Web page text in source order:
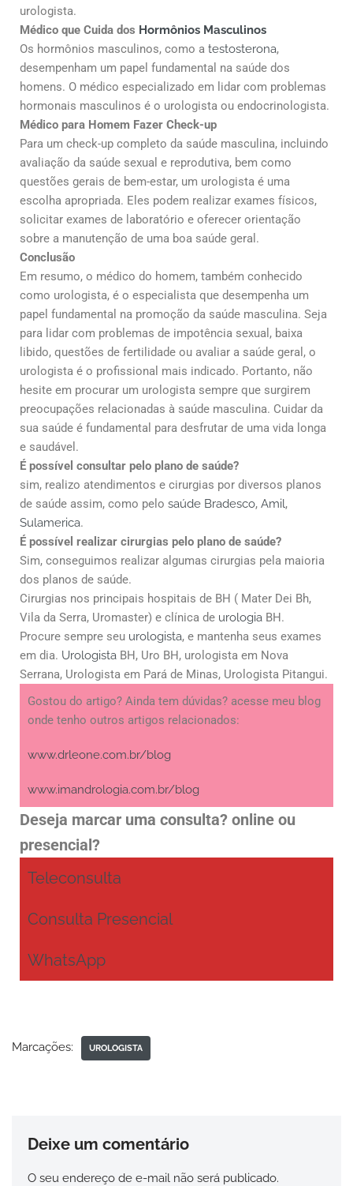
urologista.
Médico que Cuida dos Hormônios Masculinos
Os hormônios masculinos, como a testosterona,
desempenham um papel fundamental na saúde dos
homens. O médico especializado em lidar com problemas
hormonais masculinos é o urologista ou endocrinologista.
Médico para Homem Fazer Check-up
Para um check-up completo da saúde masculina, incluindo
avaliação da saúde sexual e reprodutiva, bem como
questões gerais de bem-estar, um urologista é uma
escolha apropriada. Eles podem realizar exames físicos,
solicitar exames de laboratório e oferecer orientação
sobre a manutenção de uma boa saúde geral.
Conclusão
Em resumo, o médico do homem, também conhecido
como urologista, é o especialista que desempenha um
papel fundamental na promoção da saúde masculina. Seja
para lidar com problemas de impotência sexual, baixa
libido, questões de fertilidade ou avaliar a saúde geral, o
urologista é o profissional mais indicado. Portanto, não
hesite em procurar um urologista sempre que surgirem
preocupações relacionadas à saúde masculina. Cuidar da
sua saúde é fundamental para desfrutar de uma vida longa
e saudável.
É possível consultar pelo plano de saúde?
sim, realizo atendimentos e cirurgias por diversos planos
de saúde assim, como pelo saúde Bradesco, Amil,
Sulamerica.
É possível realizar cirurgias pelo plano de saúde?
Sim, conseguimos realizar algumas cirurgias pela maioria
dos planos de saúde.
Cirurgias nos principais hospitais de BH ( Mater Dei Bh,
Vila da Serra, Uromaster) e clínica de urologia BH.
Procure sempre seu urologista, e mantenha seus exames
em dia. Urologista BH, Uro BH, urologista em Nova
Serrana, Urologista em Pará de Minas, Urologista Pitangui.
Gostou do artigo? Ainda tem dúvidas? acesse meu blog
onde tenho outros artigos relacionados:
www.drleone.com.br/blog
www.imandrologia.com.br/blog
Deseja marcar uma consulta? online ou
presencial?
Teleconsulta
Consulta Presencial
WhatsApp
Marcações: UROLOGISTA
Deixe um comentário
O seu endereço de e-mail não será publicado.